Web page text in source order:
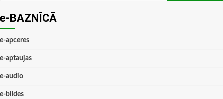
e-BAZNĪCĀ
e-apceres
e-aptaujas
e-audio
e-bildes